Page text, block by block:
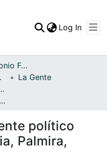
Statistics
Log In
Archivo del Patrimonio Fotográfico y Fílmico del Valle del Cauca
Cauca
La Gente
- Patrimonial
Entrada del Dirigente político Guillermo Valencia, Palmira, 1929
político
Palmira,